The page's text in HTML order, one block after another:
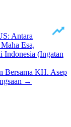
Antara
Esa,
(Ingatan
Bersama KH. Asep
→